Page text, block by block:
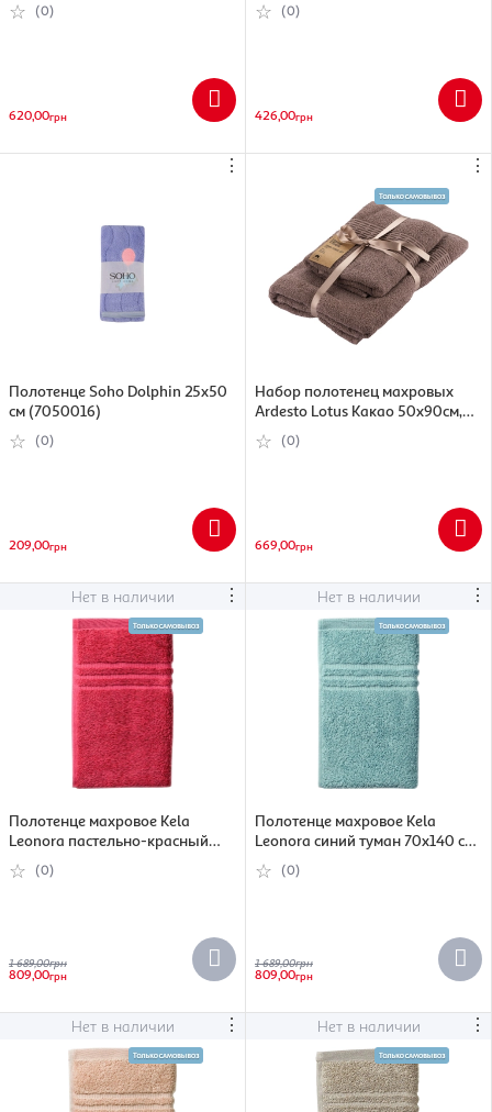
(0)
620,00грн
(0)
426,00грн
⋮
Полотенце Soho Dolphin 25x50
см (7050016)
(0)
209,00грн
⋮
Набор полотенец махровых
Ardesto Lotus Какао 50х90см,
70х140см 2 шт (674012410821)
(0)
669,00грн
Нет в наличии ⋮
Полотенце махровое Kela
Leonora пастельно-красный
70х140 см (26314)
(0)
1 689,00грн
809,00грн
Нет в наличии ⋮
Полотенце махровое Kela
Leonora синий туман 70х140 см
(26329)
(0)
1 689,00грн
809,00грн
Нет в наличии ⋮ Нет в наличии ⋮